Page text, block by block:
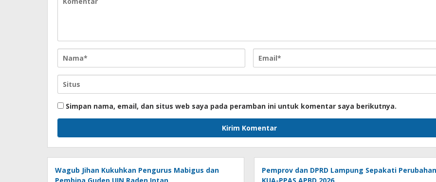
Simpan nama, email, dan situs web saya pada peramban ini untuk komentar saya berikutnya.
Wagub Jihan Kukuhkan Pengurus Mabigus dan
Pemprov dan DPRD Lampung Sepakati